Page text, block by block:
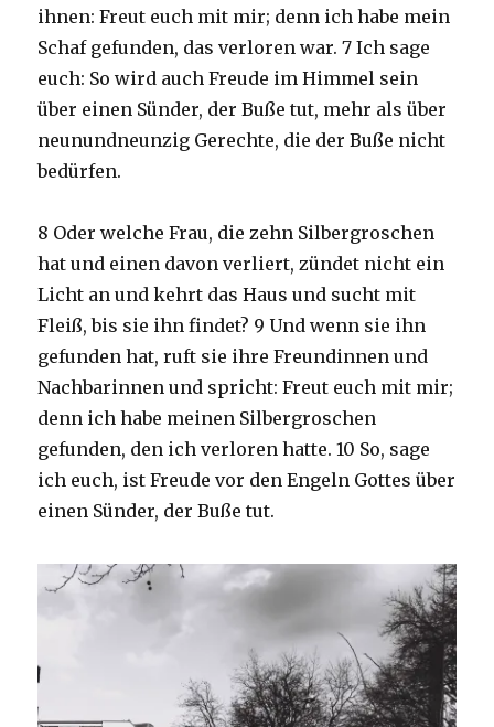
ihnen: Freut euch mit mir; denn ich habe mein
Schaf gefunden, das verloren war. 7 Ich sage
euch: So wird auch Freude im Himmel sein
über einen Sünder, der Buße tut, mehr als über
neunundneunzig Gerechte, die der Buße nicht
bedürfen.
8 Oder welche Frau, die zehn Silbergroschen
hat und einen davon verliert, zündet nicht ein
Licht an und kehrt das Haus und sucht mit
Fleiß, bis sie ihn findet? 9 Und wenn sie ihn
gefunden hat, ruft sie ihre Freundinnen und
Nachbarinnen und spricht: Freut euch mit mir;
denn ich habe meinen Silbergroschen
gefunden, den ich verloren hatte. 10 So, sage
ich euch, ist Freude vor den Engeln Gottes über
einen Sünder, der Buße tut.